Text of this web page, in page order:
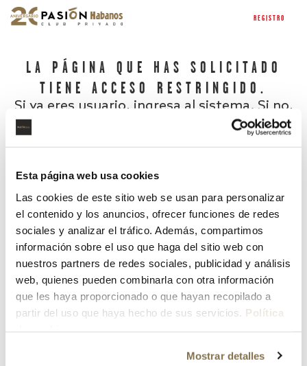
Esta página web usa cookies
Las cookies de este sitio web se usan para personalizar
el contenido y los anuncios, ofrecer funciones de redes
sociales y analizar el tráfico. Además, compartimos
información sobre el uso que haga del sitio web con
nuestros partners de redes sociales, publicidad y análisis
web, quienes pueden combinarla con otra información
que les haya proporcionado o que hayan recopilado a
partir del uso que haya hecho de sus servicios. Política
Mostrar detalles
REGISTRO
LA PÁGINA QUE HAS SOLICITADO
TIENE ACCESO RESTRINGIDO.
Si ya eres usuario, ingresa al sistema. Si no,
¿Has olvidado tu contraseña?